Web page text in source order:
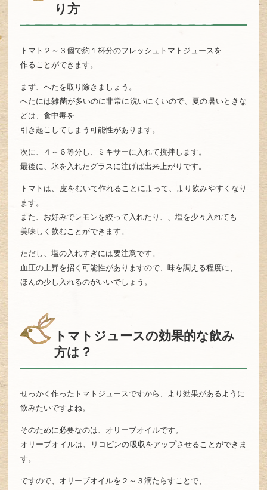
り方
トマト２～３個で約１杯分のフレッシュトマトジュースを
作ることができます。
まず、へたを取り除きましょう。
へたには雑菌が多いのに非常に洗いにくいので、夏の暑いときな
どは、食中毒を
引き起こしてしまう可能性があります。
次に、４～６等分し、ミキサーに入れて撹拌します。
最後に、氷を入れたグラスに注げば出来上がりです。
トマトは、皮をむいて作れることによって、より飲みやすくなり
ます。
また、お好みでレモンを絞って入れたり、、塩を少々入れても
美味しく飲むことができます。
ただし、塩の入れすぎには要注意です。
血圧の上昇を招く可能性がありますので、味を調える程度に、
ほんの少し入れるのがいいでしょう。
トマトジュースの効果的な飲み
方は？
せっかく作ったトマトジュースですから、より効果があるように
飲みたいですよね。
そのために必要なのは、オリーブオイルです。
オリーブオイルは、リコピンの吸収をアップさせることができま
す。
ですので、オリーブオイルを２～３滴たらすことで、